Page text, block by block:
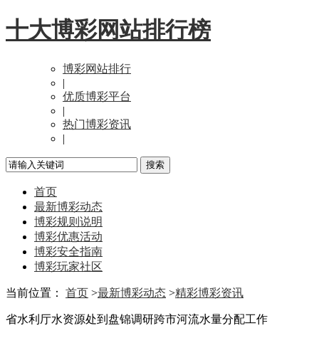
十大博彩网站排行榜
博彩网站排行
|
优质博彩平台
|
热门博彩资讯
|
首页
最新博彩动态
博彩规则说明
博彩优惠活动
博彩安全指南
博彩玩家社区
当前位置： 首页 >最新博彩动态 >精彩博彩资讯
省水利厅水资源处到盘锦调研跨市河流水量分配工作